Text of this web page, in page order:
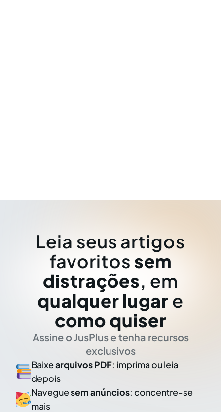
Leia seus artigos
favoritos sem
distrações, em
qualquer lugar e
como quiser
Assine o JusPlus e tenha recursos
exclusivos
Baixearquivos PDF: imprima ou leia
depois
Naveguesem anúncios: concentre-se
mais